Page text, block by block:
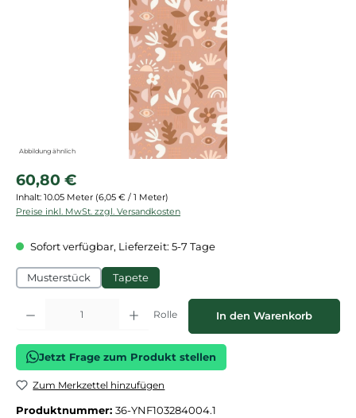
Abbildung ähnlich
Regulärer Preis:
60,80 €
Inhalt: 10.05 Meter (6,05 € / 1 Meter)
Preise inkl. MwSt. zzgl. Versandkosten
Sofort verfügbar, Lieferzeit: 5-7 Tage
Musterstück Tapete
Produkt Anzahl: Gib den gewünschten Wert ein oder benutze die
Rolle In den Warenkorb
Jetzt Frage zum Produkt stellen
Zum Merkzettel hinzufügen
Produktnummer: 36-YNF103284004.1